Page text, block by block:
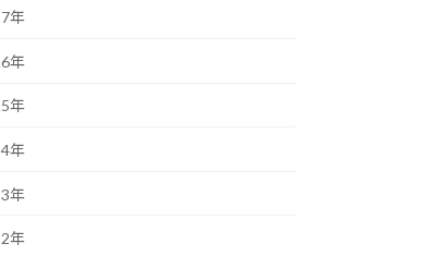
年
年
年
年
年
年